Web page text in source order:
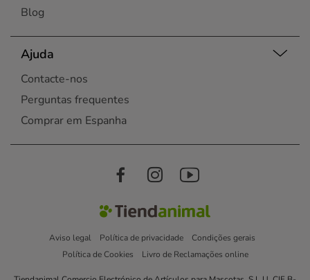
Blog
Ajuda
Contacte-nos
Perguntas frequentes
Comprar em Espanha
Aviso legal Política de privacidade
Condições gerais
Política de Cookies
Livro de Reclamações online